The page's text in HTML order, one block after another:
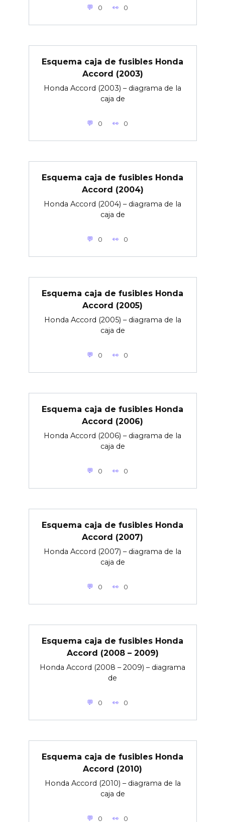
0 0
Esquema caja de fusibles Honda
Accord (2003)
Honda Accord (2003) – diagrama de la
caja de
0 0
Esquema caja de fusibles Honda
Accord (2004)
Honda Accord (2004) – diagrama de la
caja de
0 0
Esquema caja de fusibles Honda
Accord (2005)
Honda Accord (2005) – diagrama de la
caja de
0 0
Esquema caja de fusibles Honda
Accord (2006)
Honda Accord (2006) – diagrama de la
caja de
0 0
Esquema caja de fusibles Honda
Accord (2007)
Honda Accord (2007) – diagrama de la
caja de
0 0
Esquema caja de fusibles Honda
Accord (2008 – 2009)
Honda Accord (2008 – 2009) – diagrama
de
0 0
Esquema caja de fusibles Honda
Accord (2010)
Honda Accord (2010) – diagrama de la
caja de
0 0